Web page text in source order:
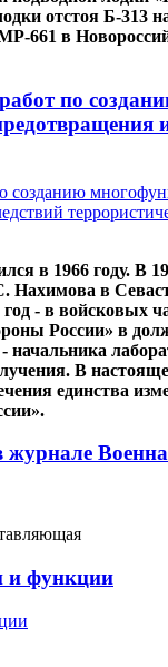
отстоя Б-313
661 в
по
1966 году. В
в
год - в войсковых
России» в
- начальника
В
единства
журнале
и функции